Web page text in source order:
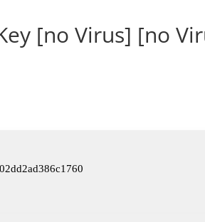
[no Virus] [no